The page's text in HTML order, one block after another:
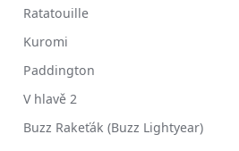
Ratatouille
Kuromi
Paddington
V hlavě 2
Buzz Rakeťák (Buzz Lightyear)